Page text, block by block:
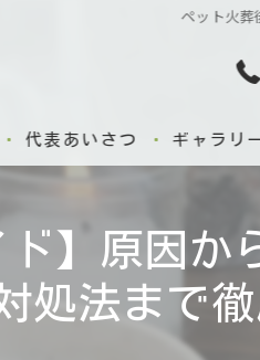
ペット火葬
代表あいさつ ギャラリ
】原因
処法まで